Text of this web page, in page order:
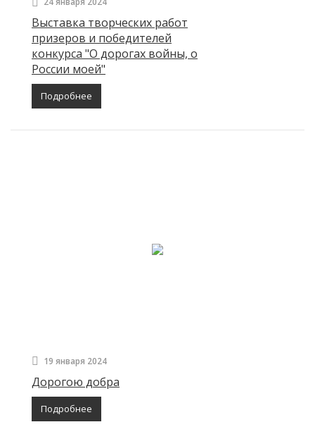
Выставка творческих работ
призеров и победителей
конкурса "О дорогах войны, о
России моей"
Подробнее
19 января 2024
Дорогою добра
Подробнее